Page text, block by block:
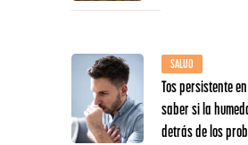
SALUD
Tos persistente
saber si la
detrás de los